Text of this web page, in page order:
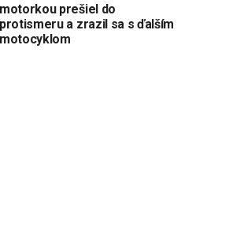
motorkou prešiel do
protismeru a zrazil sa s ďalším
motocyklom